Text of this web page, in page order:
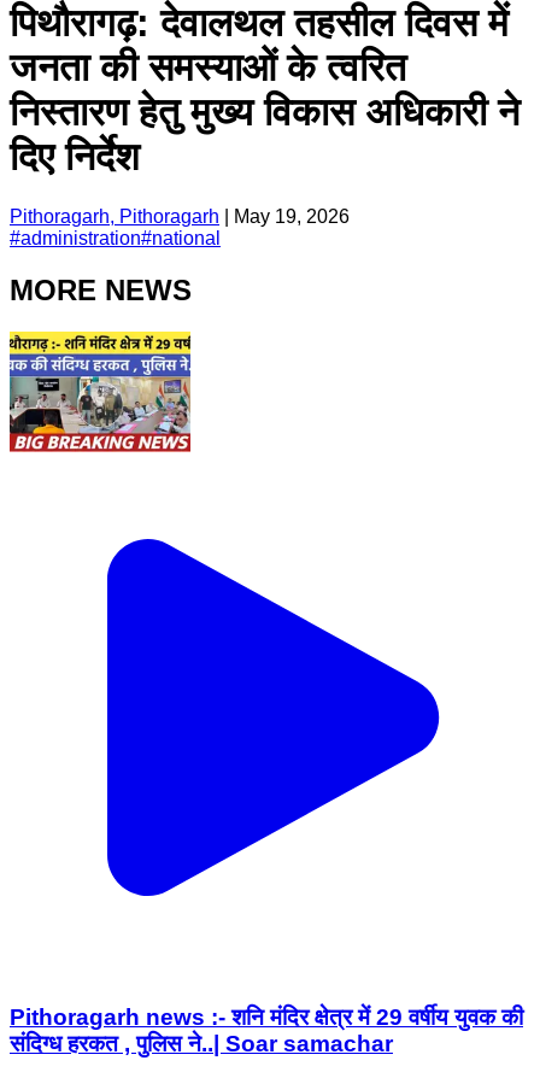
पिथौरागढ़: देवालथल तहसील दिवस में
जनता की समस्याओं के त्वरित
निस्तारण हेतु मुख्य विकास अधिकारी ने
दिए निर्देश
Pithoragarh, Pithoragarh
May 19, 2026
#administration#national
MORE NEWS
Pithoragarh news :- शनि मंदिर क्षेत्र में 29 वर्षीय युवक की
संदिग्ध हरकत , पुलिस ने..| Soar samachar